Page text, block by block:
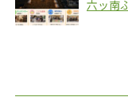
六ッ南